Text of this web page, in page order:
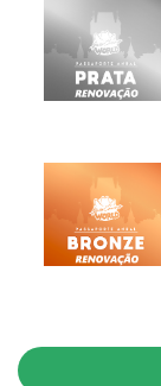
INFO
INFO